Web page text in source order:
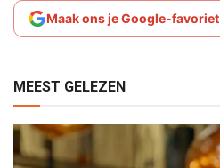
Maak ons je Google-favoriet
MEEST GELEZEN